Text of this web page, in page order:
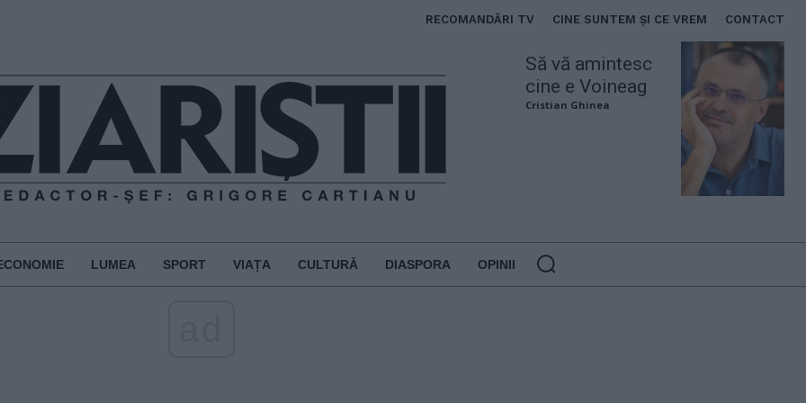
RECOMANDĂRI TV CINE SUNTEM ȘI CE VREM CONTACT
Să vă amintesc
cine e Voineag
Cristian Ghinea
LUMEA SPORT VIAȚA CULTURĂ DIASPORA OPINII